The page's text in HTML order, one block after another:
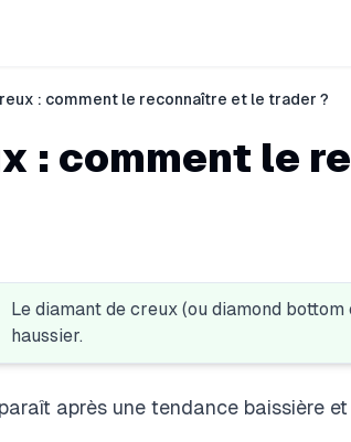
: comment le reconnaître et le trader ?
: comment le
Le diamant de creux (ou diamond
haussier.
après une tendance baissière et